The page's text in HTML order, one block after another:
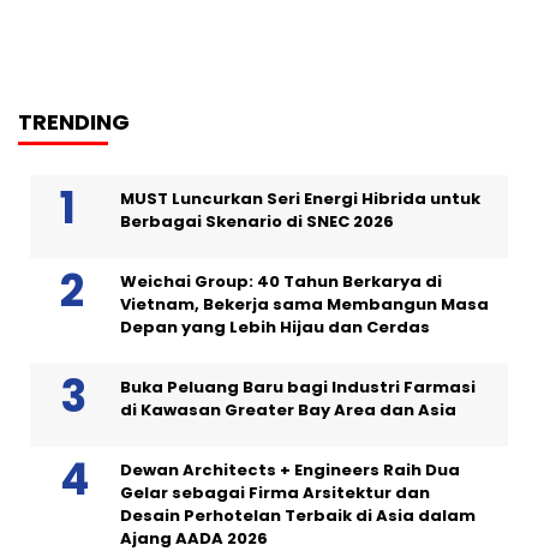
TRENDING
MUST Luncurkan Seri Energi Hibrida untuk
Berbagai Skenario di SNEC 2026
Weichai Group: 40 Tahun Berkarya di
Vietnam, Bekerja sama Membangun Masa
Depan yang Lebih Hijau dan Cerdas
Buka Peluang Baru bagi Industri Farmasi
di Kawasan Greater Bay Area dan Asia
Dewan Architects + Engineers Raih Dua
Gelar sebagai Firma Arsitektur dan
Desain Perhotelan Terbaik di Asia dalam
Ajang AADA 2026